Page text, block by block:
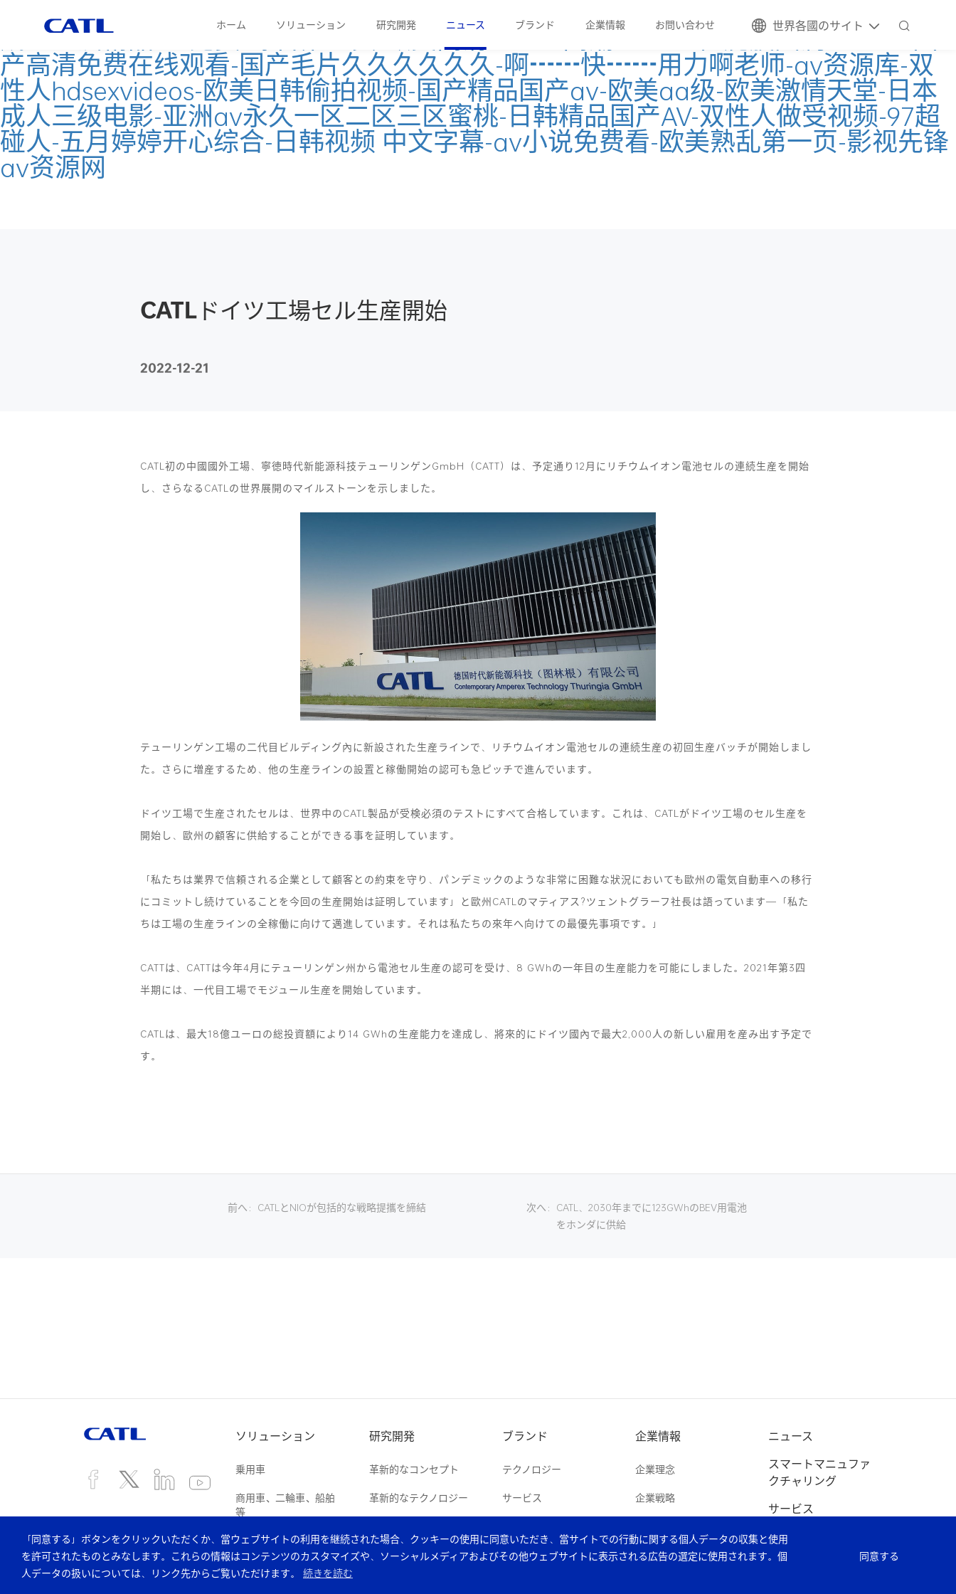
91美女视频-西西人体视频-91免费国产-91香蕉在线-亚洲免费视频网站-国产一区欧美-
成人亚洲精品-99免费-综合第一页-欧美高清videos高潮hd-free性屁股圆润xxxxdh-国
产高清免费在线观看-国产毛片久久久久久久-啊┅┅快┅┅用力啊老师-av资源库-双
性人hdsexvideos-欧美日韩偷拍视频-国产精品国产av-欧美aa级-欧美激情天堂-日本
成人三级电影-亚洲av永久一区二区三区蜜桃-日韩精品国产AV-双性人做受视频-97超
碰人-五月婷婷开心综合-日韩视频 中文字幕-av小说免费看-欧美熟乱第一页-影视先锋
av资源网
世界各國のサイト
ホーム ソリューション 研究開発 ニュース ブランド 企業情報 お問い合わせ
ソリューション 研究開発 ニュース ブランド 企業情報 お問い合わせ
CATLドイツ工場セル生産開始
2022-12-21
CATL初の中國國外工場、寧徳時代新能源科技テューリンゲンGmbH（CATT）は、予定通り12月にリチウムイオン電池セルの連続生産を開始
し、さらなるCATLの世界展開のマイルストーンを示しました。
テューリンゲン工場の二代目ビルディング內に新設された生産ラインで、リチウムイオン電池セルの連続生産の初回生産バッチが開始しまし
た。さらに増産するため、他の生産ラインの設置と稼働開始の認可も急ピッチで進んでいます。
ドイツ工場で生産されたセルは、世界中のCATL製品が受検必須のテストにすべて合格しています。これは、CATLがドイツ工場のセル生産を
開始し、歐州の顧客に供給することができる事を証明しています。
「私たちは業界で信頼される企業として顧客との約束を守り、パンデミックのような非常に困難な狀況においても歐州の電気自動車への移行
にコミットし続けていることを今回の生産開始は証明しています」と歐州CATLのマティアス?ツェントグラーフ社長は語っています―「私た
ちは工場の生産ラインの全稼働に向けて邁進しています。それは私たちの來年へ向けての最優先事項です。」
CATTは、CATTは今年4月にテューリンゲン州から電池セル生産の認可を受け、8 GWhの一年目の生産能力を可能にしました。2021年第3四
半期には、一代目工場でモジュール生産を開始しています。
CATLは、最大18億ユーロの総投資額により14 GWhの生産能力を達成し、將來的にドイツ國內で最大2,000人の新しい雇用を産み出す予定で
す。
前へ： CATLとNIOが包括的な戦略提攜を締結 次へ： CATL、2030年までに123GWhのBEV用電池
をホンダに供給
ソリューション
乗用車
商用車、二輪車、船舶
等
蓄電システム
リサイクル
研究開発
革新的なコンセプト
革新的なテクノロジー
ブランド
テクノロジー
サービス
企業情報
企業理念
企業戦略
持続可能な発展
ニュース
スマートマニュファ
クチャリング
サービス
お問い合わせ
サプライヤー
「同意する」ボタンをクリックいただくか、當ウェブサイトの利用を継続された場合、クッキーの使用に同意いただき、當サイトでの行動に関する個人データの収集と使用
を許可されたものとみなします。これらの情報はコンテンツのカスタマイズや、ソーシャルメディアおよびその他ウェブサイトに表示される広告の選定に使用されます。個
人データの扱いについては、リンク先からご覧いただけます。
続きを読む
同意する